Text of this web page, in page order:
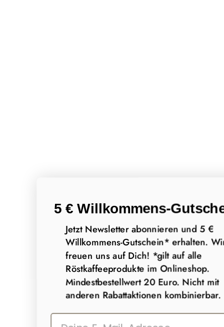
5 € Willkommens-
Jetzt Newsletter abonnieren und 5 €
Willkommens-Gutschein* erhalten.
freuen uns auf Dich! *gilt auf alle
Röstkaffeeprodukte im Onlineshop.
Mindestbestellwert 20 Euro. Nicht mit
anderen Rabattaktionen kombinierbar.